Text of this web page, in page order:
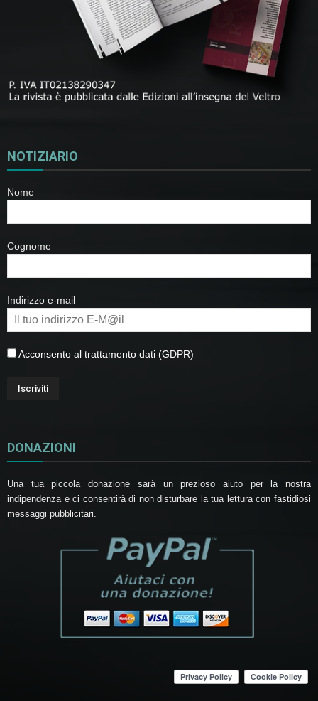
NOTIZIARIO
Nome
Cognome
Indirizzo e-mail
Acconsento al trattamento dati (GDPR)
DONAZIONI
Una tua piccola donazione sarà un prezioso aiuto per la nostra
indipendenza e ci consentirà di non disturbare la tua lettura con fastidiosi
messaggi pubblicitari.